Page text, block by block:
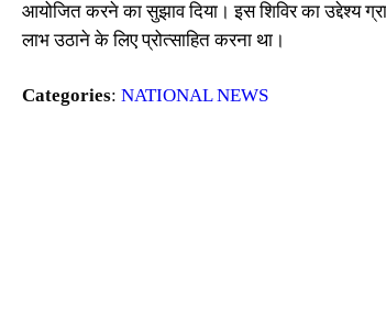
आयोजित करने का सुझाव दिया। इस शिविर का उद्देश्य
लाभ उठाने के लिए प्रोत्साहित करना था।
Categories: NATIONAL NEWS